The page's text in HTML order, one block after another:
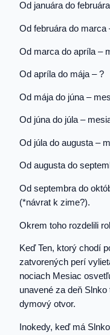
Od januára do
Od februára do marca
Od marca do apríla –
Od apríla do mája – ?
Od mája do júna –
Od júna do júla –
Od júla do augusta –
Od augusta do
Od septembra do
(*návrat k zime?).
Okrem toho rozdelili
Keď Ten, ktorý chodí
zatvorených perí
nociach Mesiac
unavené za deň
dymový otvor.
Inokedy, keď má